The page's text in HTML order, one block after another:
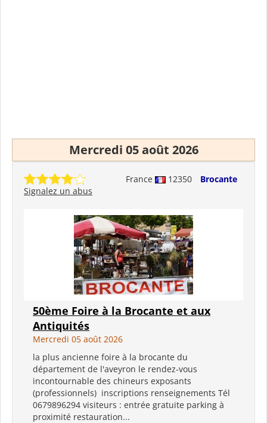
Mercredi 05 août 2026
France 12350
Brocante
Signalez un abus
50ème Foire à la Brocante et aux
Antiquités
Mercredi 05 août 2026
la plus ancienne foire à la brocante du
département de l'aveyron le rendez-vous
incontournable des chineurs exposants
(professionnels) inscriptions renseignements Tél
0679896294 visiteurs : entrée gratuite parking à
proximité restauration...